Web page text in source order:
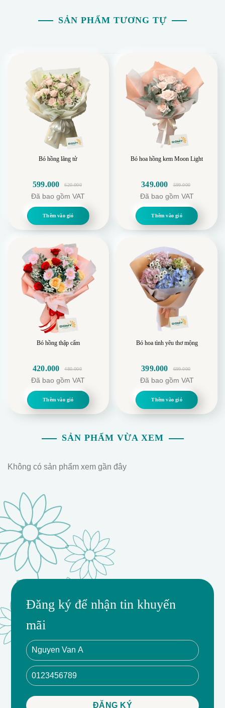
SẢN PHẨM TƯƠNG TỰ
Bó hồng lãng tử
620.000
gốc
599.000
hiện
599.000.
Đã bao gồm VAT
Thêm vào giỏ
Bó hoa hồng kem Moon Light
599.000
gốc
349.000
hiện
349.000.
Đã bao gồm VAT
Thêm vào giỏ
Bó hồng thập cẩm
480.000
gốc
420.000
hiện
Đã bao gồm VAT
Thêm vào giỏ
Bó hoa tình yêu thơ mộng
699.000
gốc
399.000
hiện
Đã bao gồm VAT
Thêm vào giỏ
SẢN PHẨM VỪA XEM
Không có sản phẩm xem gần đây
Đăng ký để nhận tin khuyến
mãi